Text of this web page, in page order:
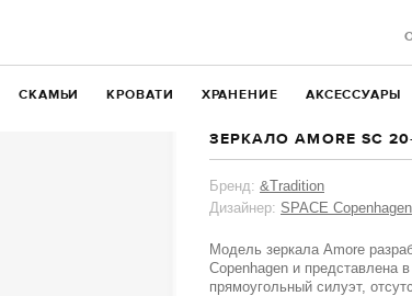
СКАМЬИ КРОВАТИ ХРАНЕНИЕ АКСЕССУАРЫ
ЗЕРКАЛО AMORE SC
Бренд: &Tradition
Дизайнер: SPACE Copenhagen
Модель зеркала Amore
Copenhagen и представлена
прямоугольный силуэт,